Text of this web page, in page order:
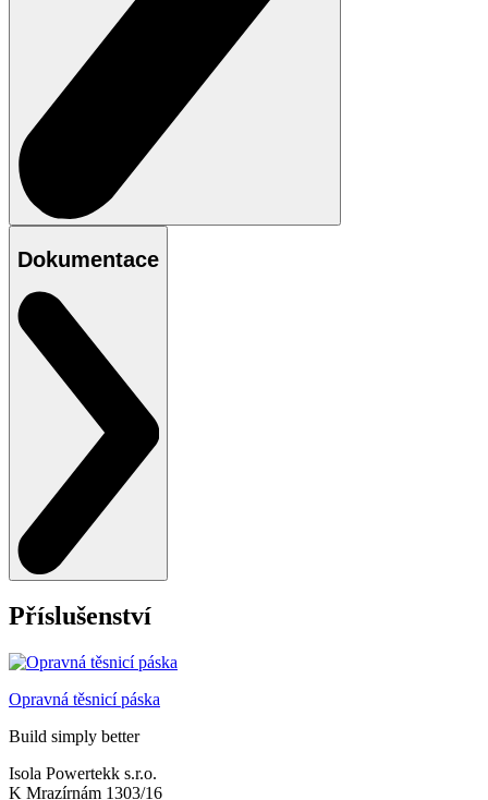
Dokumentace
Příslušenství
Opravná těsnicí páska
Build simply better
Isola Powertekk s.r.o.
K Mrazírnám 1303/16